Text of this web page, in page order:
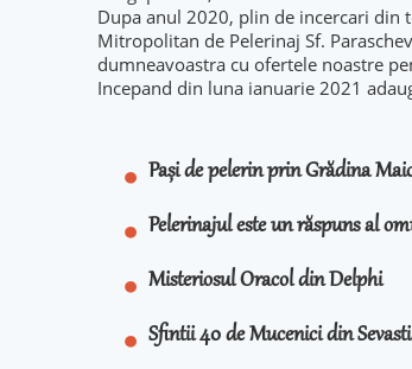
Dupa anul 2020, plin de incercari din
Mitropolitan de Pelerinaj Sf.
dumneavoastra cu ofertele noastre
Incepand din luna ianuarie 2021
Pași de pelerin prin Grădina
Pelerinajul este un răspuns al
Misteriosul Oracol din Delphi
Sfintii 40 de Mucenici din